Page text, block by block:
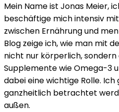
Mein Name ist Jonas Meier,
beschäftige mich intensiv
zwischen Ernährung und
Blog zeige ich, wie man mit
nicht nur körperlich,
Supplemente wie Omega-3
dabei eine wichtige Rolle. Ich
ganzheitlich betrachtet
außen.